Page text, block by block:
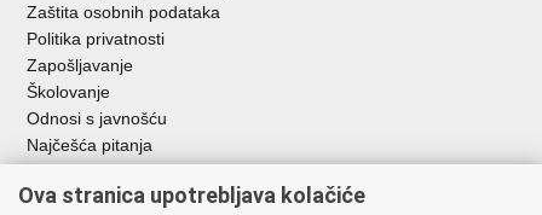
Zaštita osobnih podataka
Politika privatnosti
Zapošljavanje
Školovanje
Odnosi s javnošću
Najčešća pitanja
Važne poveznice
Ova stranica upotrebljava kolačiće